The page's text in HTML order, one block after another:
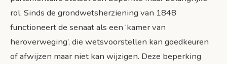
rol. Sinds de grondwetsherziening van 1848
functioneert de senaat als een ‘kamer van
heroverweging’, die wetsvoorstellen kan goedkeuren
of afwijzen maar niet kan wijzigen. Deze beperking